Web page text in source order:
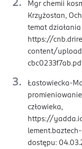
Mgr chemii
Krzyżostan,
temat
https://
content/
Łastowiecka-
człowieka,
https://
dostępu: